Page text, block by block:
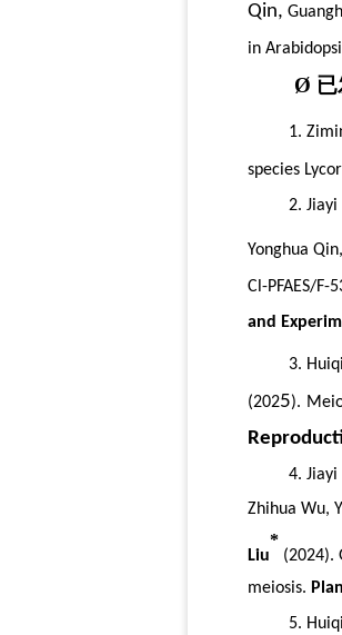
Qin,
in
Ø
1.
species
2.Jiayi
Yonghua
Cl-PFAES/
and
3.
(2025).
4.Jiayi
Zhihua Wu,
Liu
*
(2024).
meiosis.
5.